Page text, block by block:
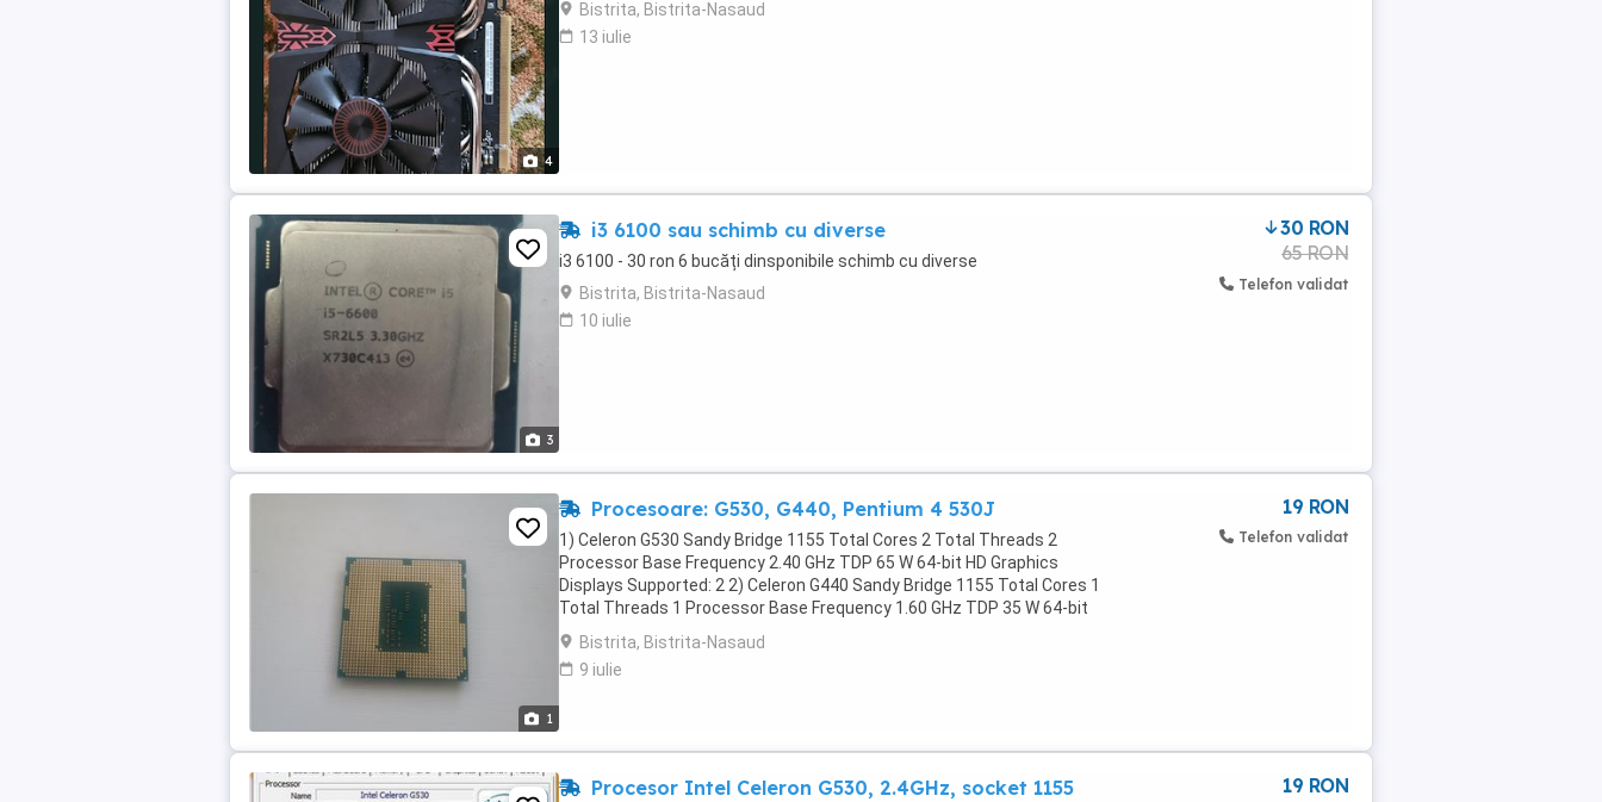
4
Bistrita, Bistrita-Nasaud
13 iulie
3
i3 6100 sau schimb cu diverse
i3 6100 - 30 ron 6 bucăți dinsponibile schimb cu diverse
Bistrita, Bistrita-Nasaud
10 iulie
30 RON
65 RON
Telefon validat
1
Procesoare: G530, G440, Pentium 4 530J
1) Celeron G530 Sandy Bridge 1155 Total Cores 2 Total Threads 2
Processor Base Frequency 2.40 GHz TDP 65 W 64-bit HD Graphics
Displays Supported: 2 2) Celeron G440 Sandy Bridge 1155 Total Cores 1
Total Threads 1 Processor Base Frequency 1.60 GHz TDP 35 W 64-bit
HD Graphics Displays Supported: 2 3) ...
Bistrita, Bistrita-Nasaud
9 iulie
19 RON
Telefon validat
Procesor Intel Celeron G530, 2.4GHz, socket 1155 19 RON